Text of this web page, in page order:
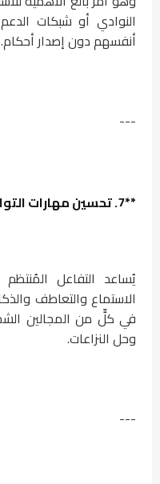
النوادي أو شبكات
أنفسهم دون إصدار أحكام.
---
**7. تحسين مهارات التواصل**
يُساعد التفاعل
الاستماع والتعاطف
في كلٍّ من المجالين
وحل النزاعات.
---